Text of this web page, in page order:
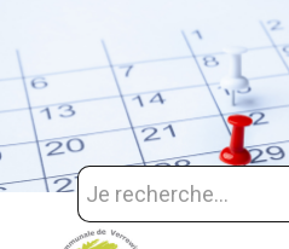
Aller
au
contenu